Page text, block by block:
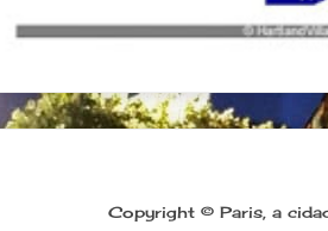
Copyright © Paris, a